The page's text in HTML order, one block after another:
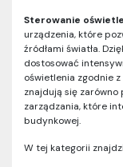
Sterowanie
urządzenia, które
źródłami światła.
dostosować
oświetlenia zgodnie
znajdują się zarówno
zarządzania, które
budynkowej.
W tej kategorii